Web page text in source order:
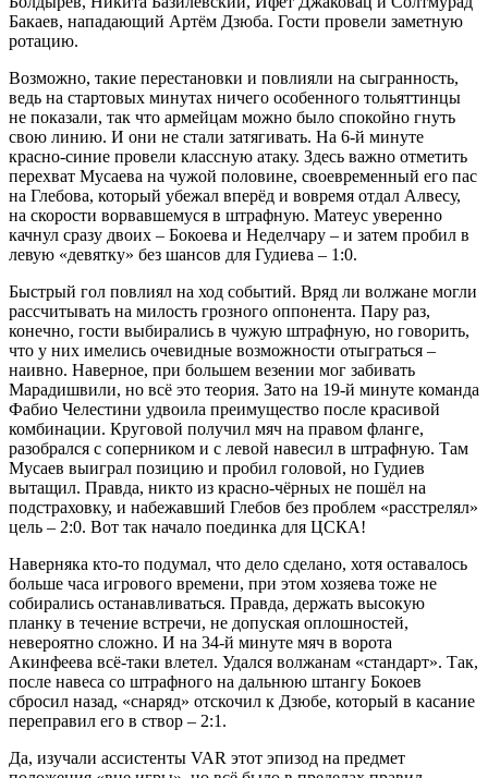
Бакаев, нападающий Артём Дзюба. Гости провели заметную
ротацию.
Возможно, такие перестановки и повлияли на сыгранность,
ведь на стартовых минутах ничего особенного тольяттинцы
не показали, так что армейцам можно было спокойно гнуть
свою линию. И они не стали затягивать. На 6-й минуте
красно-синие провели классную атаку. Здесь важно отметить
перехват Мусаева на чужой половине, своевременный его пас
на Глебова, который убежал вперёд и вовремя отдал Алвесу,
на скорости ворвавшемуся в штрафную. Матеус уверенно
качнул сразу двоих – Бокоева и Неделчару – и затем пробил в
левую «девятку» без шансов для Гудиева – 1:0.
Быстрый гол повлиял на ход событий. Вряд ли волжане могли
рассчитывать на милость грозного оппонента. Пару раз,
конечно, гости выбирались в чужую штрафную, но говорить,
что у них имелись очевидные возможности отыграться –
наивно. Наверное, при большем везении мог забивать
Марадишвили, но всё это теория. Зато на 19-й минуте команда
Фабио Челестини удвоила преимущество после красивой
комбинации. Круговой получил мяч на правом фланге,
разобрался с соперником и с левой навесил в штрафную. Там
Мусаев выиграл позицию и пробил головой, но Гудиев
вытащил. Правда, никто из красно-чёрных не пошёл на
подстраховку, и набежавший Глебов без проблем «расстрелял»
цель – 2:0. Вот так начало поединка для ЦСКА!
Наверняка кто-то подумал, что дело сделано, хотя оставалось
больше часа игрового времени, при этом хозяева тоже не
собирались останавливаться. Правда, держать высокую
планку в течение встречи, не допуская оплошностей,
невероятно сложно. И на 34-й минуте мяч в ворота
Акинфеева всё-таки влетел. Удался волжанам «стандарт». Так,
после навеса со штрафного на дальнюю штангу Бокоев
сбросил назад, «снаряд» отскочил к Дзюбе, который в касание
переправил его в створ – 2:1.
Да, изучали ассистенты VAR этот эпизод на предмет